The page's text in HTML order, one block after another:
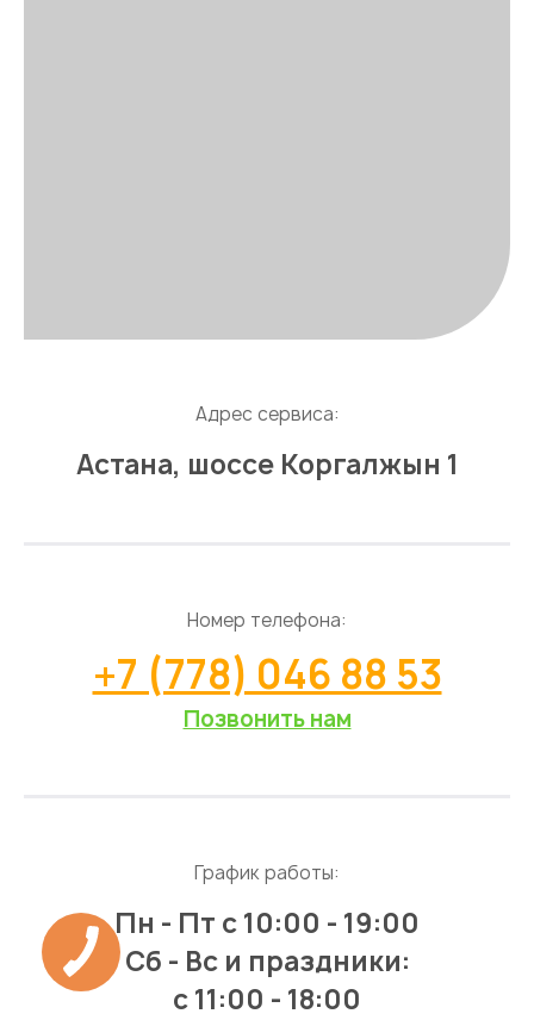
Адрес сервиса:
Астана, шоссе Коргалжын 1
Номер телефона:
+7 (778) 046 88 53
Позвонить нам
График работы:
Пн - Пт с 10:00 - 19:00
Сб - Вс и праздники:
c 11:00 - 18:00